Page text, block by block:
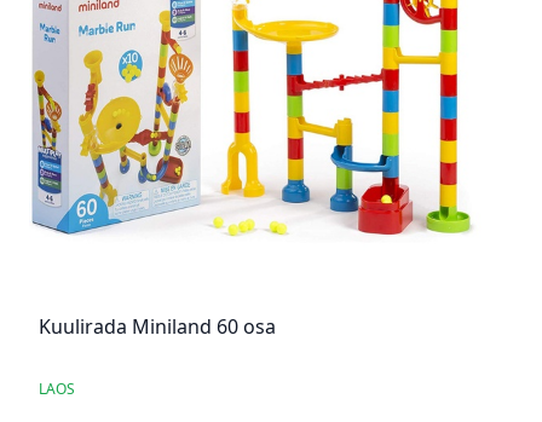
Kuulirada Miniland 60 osa
LAOS